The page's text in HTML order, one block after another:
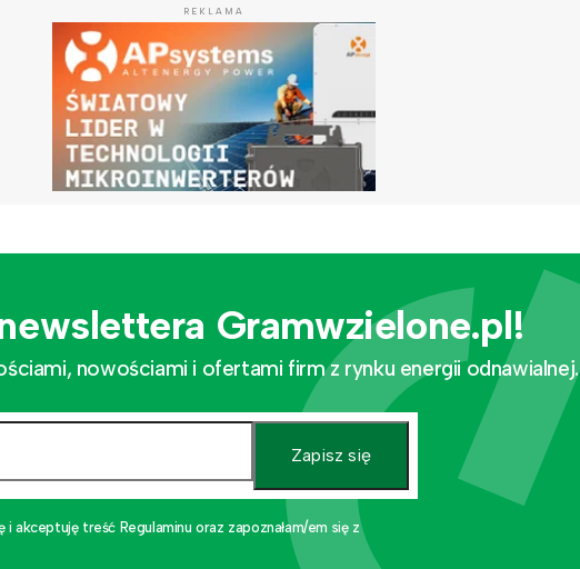
REKLAMA
Gramwzielone.pl!
nowościami i ofertami firm z rynku energii odnawialnej.
Zapisz się
i akceptuję treść Regulaminu oraz zapoznałam/em się z